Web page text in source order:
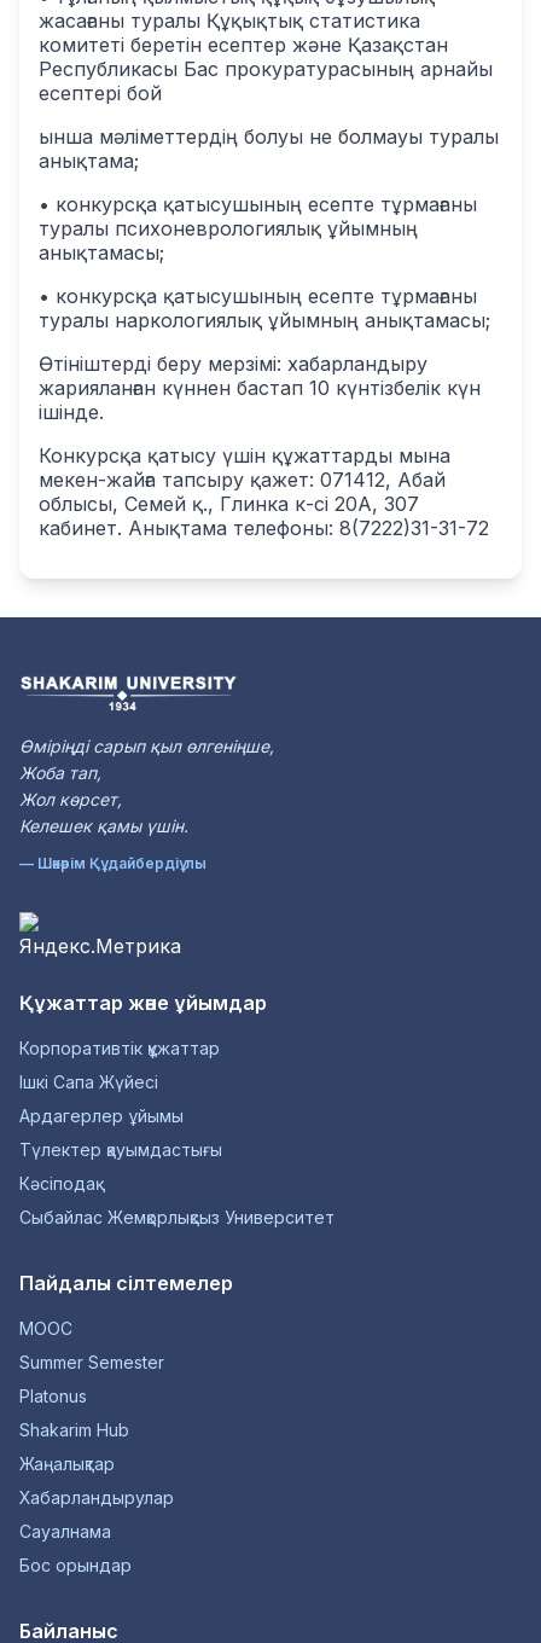
жасағаны туралы Құқықтық статистика
комитеті беретін есептер және Қазақстан
Республикасы Бас прокуратурасының арнайы
есептері бой
ынша мәліметтердің болуы не болмауы туралы
анықтама;
• конкурсқа қатысушының есепте тұрмағаны
туралы психоневрологиялық ұйымның
анықтамасы;
• конкурсқа қатысушының есепте тұрмағаны
туралы наркологиялық ұйымның анықтамасы;
Өтініштерді беру мерзімі: хабарландыру
жарияланған күннен бастап 10 күнтізбелік күн
ішінде.
Конкурсқа қатысу үшін құжаттарды мына
мекен-жайға тапсыру қажет: 071412, Абай
облысы, Семей қ., Глинка к-сі 20А, 307
кабинет. Анықтама телефоны: 8(7222)31-31-72
Өміріңді сарып қыл өлгеніңше,
Жоба тап,
Жол көрсет,
Келешек қамы үшін.
— Шәкәрім Құдайбердіұлы
Құжаттар және ұйымдар
Корпоративтік құжаттар
Ішкі Сапа Жүйесі
Ардагерлер ұйымы
Түлектер қауымдастығы
Кәсіподақ
Сыбайлас Жемқорлықсыз Университет
Пайдалы сілтемелер
MOOC
Summer Semester
Platonus
Shakarim Hub
Жаңалықтар
Хабарландырулар
Сауалнама
Бос орындар
Байланыс